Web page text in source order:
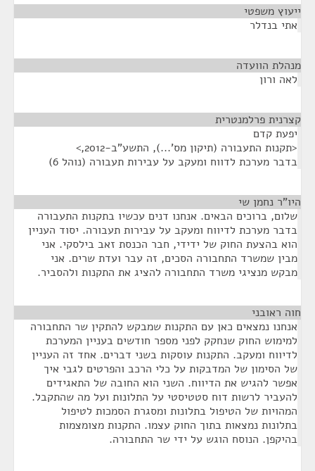
ייעוץ משפטי
אתי בנדלר
מנהלת הוועדה
לאה ורון
קצרנית פרלמנטרית
יפעת קדם
<תקנות התעבורה (תיקון מס'...), התשע"ב-2012,>
בדבר מערכת לדווח ומעקב על עבירות תעבורה (נוהל 6)
היו"ר נחמן שי
שלום, ברוכים הבאים. אנחנו דנים עכשיו בתקנות התעבורה
בדבר מערכת לדיווח ומעקב על עבירות תעבורה. יסוד העניין
הוא בהצעת החוק של ידידי, חבר הכנסת זאב בילסקי. אני
מבין שמשרד התחבורה הסכים, זה עבר ועדת שרים. אני
מבקש מנציגי משרד התחבורה להציג את התקנות ולהסביר.
חוה ראובני
אנחנו נמצאים כאן עם התקנות שמבקש להתקין שר התחבורה
למימוש החוק שנחקק לפני מספר חודשים בעניין המערכת
לדיווח ומעקב. התקנות עוסקות בשני דברים. אחד זה העניין
של הסימון של המדבקות על כלי הרכב והפרטים לגבי איך
אפשר להגיש את הדיווח. השני הוא החובה של התאגידים
להעביר לרשות דוח סטטיסטי על התלונות ועל מה שהתקבל.
המהויות של הטיפול בתלונות ומסגרת הסמכות לטיפול
בתלונות נמצאות בתוך החוק עצמו. התקנות מצומצמות
בהיקפן. הנוסח הוגש על ידי שר התחבורה.